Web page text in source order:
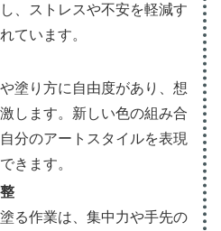
、ストレスや不安を軽減す
ています。
塗り方に自由度があり、想
します。新しい色の組み合
分のアートスタイルを表現
きます。
る作業は、集中力や手先の